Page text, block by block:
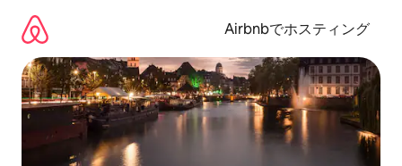
Airbnbでホスティング